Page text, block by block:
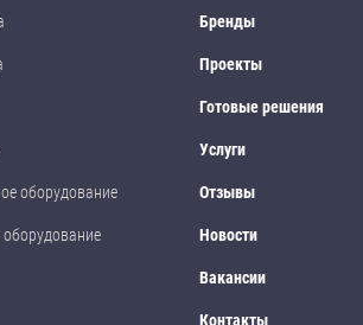
оборудование
Бренды
Проекты
Готовые решения
Услуги
Отзывы
Новости
Вакансии
Контакты